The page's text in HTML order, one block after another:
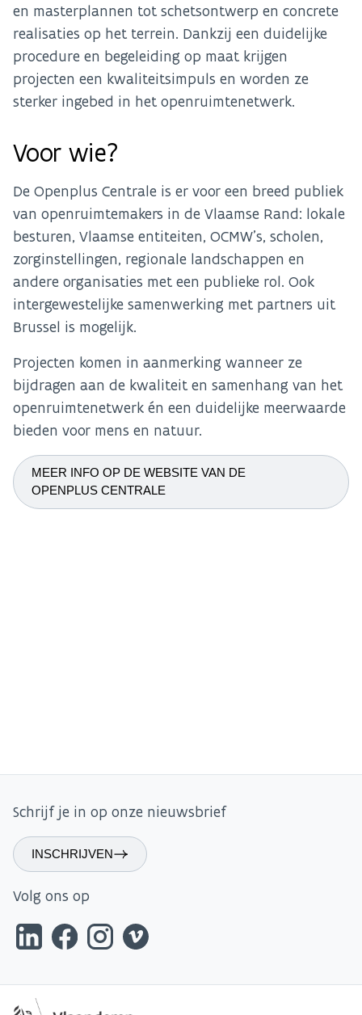
en masterplannen tot schetsontwerp en concrete
realisaties op het terrein. Dankzij een duidelijke
procedure en begeleiding op maat krijgen
projecten een kwaliteitsimpuls en worden ze
sterker ingebed in het openruimtenetwerk.
Voor wie?
De Openplus Centrale is er voor een breed publiek
van openruimtemakers in de Vlaamse Rand: lokale
besturen, Vlaamse entiteiten, OCMW’s, scholen,
zorginstellingen, regionale landschappen en
andere organisaties met een publieke rol. Ook
intergewestelijke samenwerking met partners uit
Brussel is mogelijk.
Projecten komen in aanmerking wanneer ze
bijdragen aan de kwaliteit en samenhang van het
openruimtenetwerk én een duidelijke meerwaarde
bieden voor mens en natuur.
MEER INFO OP DE WEBSITE VAN DE
OPENPLUS CENTRALE
Schrijf je in op onze nieuwsbrief
INSCHRIJVEN
Volg ons op